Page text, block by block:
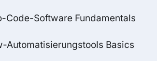
Code-Software Fundamentals
Automatisierungstools Basics